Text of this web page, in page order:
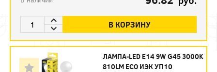
В КОРЗИНУ
ЛАМПА-LED E14 9W G45 3000K
810LM ECO ИЭК УП10